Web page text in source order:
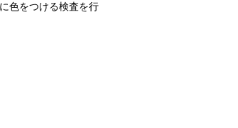
色をつける検査を行